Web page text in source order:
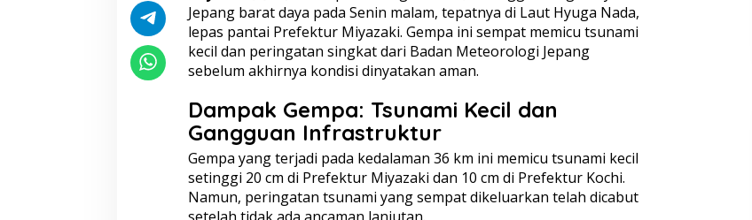
a
t
a
n
T
u
n
a
m
D
i
Jepang barat daya pada Senin malam, tepatnya di Laut Hyuga Nada,
lepas pantai Prefektur Miyazaki. Gempa ini sempat memicu tsunami
kecil dan peringatan singkat dari Badan Meteorologi Jepang
sebelum akhirnya kondisi dinyatakan aman.
Dampak Gempa: Tsunami Kecil dan
Gangguan Infrastruktur
Gempa yang terjadi pada kedalaman 36 km ini memicu tsunami kecil
setinggi 20 cm di Prefektur Miyazaki dan 10 cm di Prefektur Kochi.
Namun, peringatan tsunami yang sempat dikeluarkan telah dicabut
KELONTONG, RUGI JUTAAN
RUPIAH.